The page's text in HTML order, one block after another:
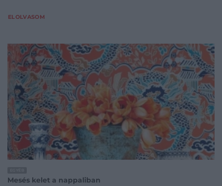
ELOLVASOM
Mesés kelet a nappaliban